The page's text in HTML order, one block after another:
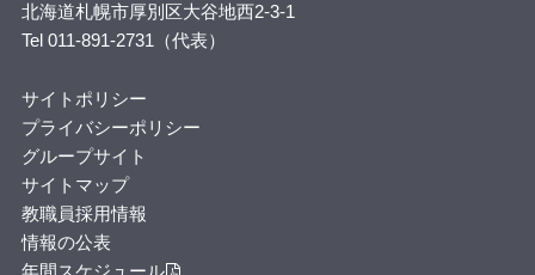
北海道札幌市厚別区大谷地西2-3-1
Tel 011-891-2731（代表）
サイトポリシー
プライバシーポリシー
グループサイト
サイトマップ
教職員採用情報
情報の公表